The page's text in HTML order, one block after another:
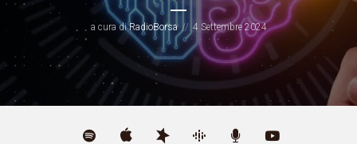
a cura diRadioBorsa 4 Settembre 2024